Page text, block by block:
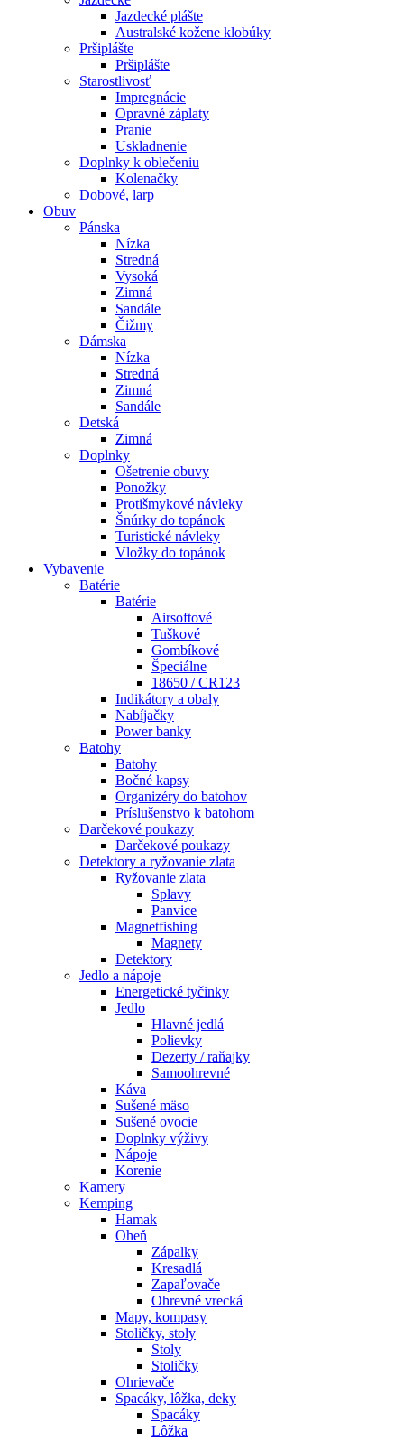
Jazdecké plášte
Australské kožene klobúky
Pršiplášte
Pršiplášte
Starostlivosť
Impregnácie
Opravné záplaty
Pranie
Uskladnenie
Doplnky k oblečeniu
Kolenačky
Dobové, larp
Obuv
Pánska
Nízka
Stredná
Vysoká
Zimná
Sandále
Čižmy
Dámska
Nízka
Stredná
Zimná
Sandále
Detská
Zimná
Doplnky
Ošetrenie obuvy
Ponožky
Protišmykové návleky
Šnúrky do topánok
Turistické návleky
Vložky do topánok
Vybavenie
Batérie
Batérie
Airsoftové
Tuškové
Gombíkové
Špeciálne
18650 / CR123
Indikátory a obaly
Nabíjačky
Power banky
Batohy
Batohy
Bočné kapsy
Organizéry do batohov
Príslušenstvo k batohom
Darčekové poukazy
Darčekové poukazy
Detektory a ryžovanie zlata
Ryžovanie zlata
Splavy
Panvice
Magnetfishing
Magnety
Detektory
Jedlo a nápoje
Energetické tyčinky
Jedlo
Hlavné jedlá
Polievky
Dezerty / raňajky
Samoohrevné
Káva
Sušené mäso
Sušené ovocie
Doplnky výživy
Nápoje
Korenie
Kamery
Kemping
Hamak
Oheň
Zápalky
Kresadlá
Zapaľovače
Ohrevné vrecká
Mapy, kompasy
Stoličky, stoly
Stoly
Stoličky
Ohrievače
Spacáky, lôžka, deky
Spacáky
Lôžka